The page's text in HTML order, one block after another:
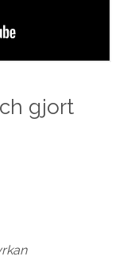
gjort